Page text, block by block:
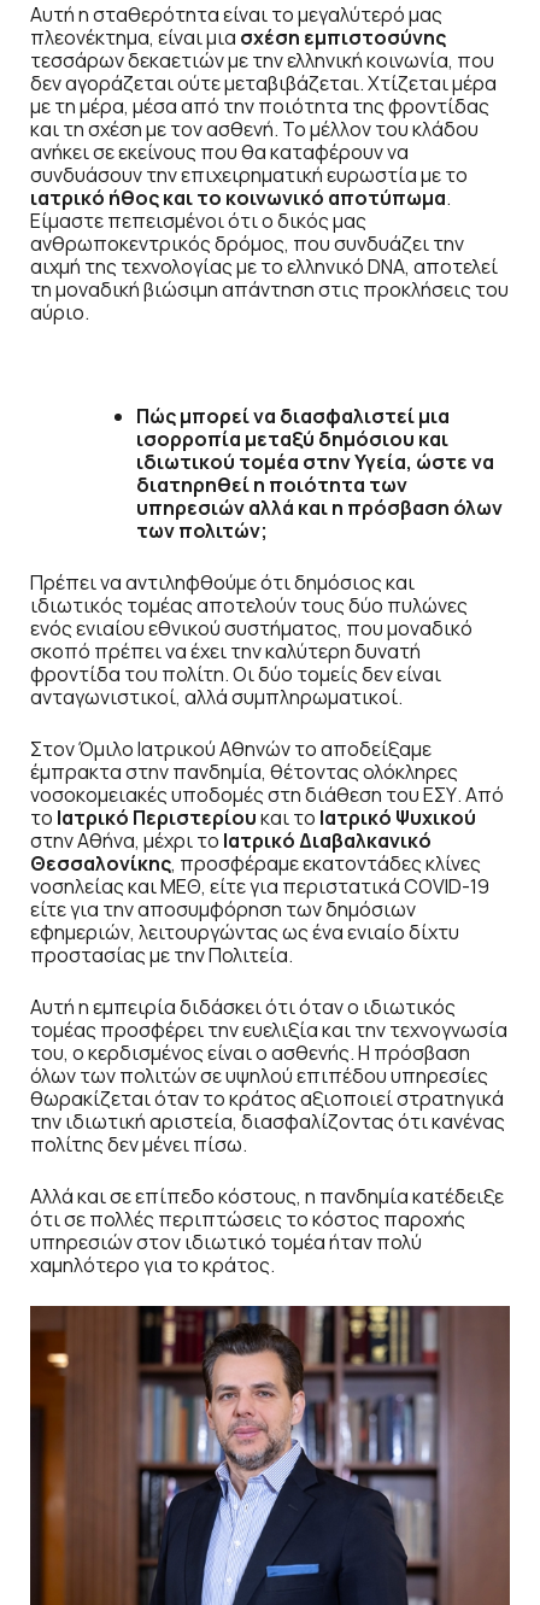
Αυτή η σταθερότητα είναι το μεγαλύτερό μας
πλεονέκτημα, είναι μια σχέση εμπιστοσύνης
τεσσάρων δεκαετιών με την ελληνική κοινωνία, που
δεν αγοράζεται ούτε μεταβιβάζεται. Χτίζεται μέρα
με τη μέρα, μέσα από την ποιότητα της φροντίδας
και τη σχέση με τον ασθενή. Το μέλλον του κλάδου
ανήκει σε εκείνους που θα καταφέρουν να
συνδυάσουν την επιχειρηματική ευρωστία με το
ιατρικό ήθος και το κοινωνικό αποτύπωμα.
Είμαστε πεπεισμένοι ότι ο δικός μας
ανθρωποκεντρικός δρόμος, που συνδυάζει την
αιχμή της τεχνολογίας με το ελληνικό DNA, αποτελεί
τη μοναδική βιώσιμη απάντηση στις προκλήσεις του
αύριο.
Πώς μπορεί να διασφαλιστεί μια
ισορροπία μεταξύ δημόσιου και
ιδιωτικού τομέα στην Υγεία, ώστε να
διατηρηθεί η ποιότητα των
υπηρεσιών αλλά και η πρόσβαση όλων
των πολιτών;
Πρέπει να αντιληφθούμε ότι δημόσιος και
ιδιωτικός τομέας αποτελούν τους δύο πυλώνες
ενός ενιαίου εθνικού συστήματος, που μοναδικό
σκοπό πρέπει να έχει την καλύτερη δυνατή
φροντίδα του πολίτη. Οι δύο τομείς δεν είναι
ανταγωνιστικοί, αλλά συμπληρωματικοί.
Στον Όμιλο Ιατρικού Αθηνών το αποδείξαμε
έμπρακτα στην πανδημία, θέτοντας ολόκληρες
νοσοκομειακές υποδομές στη διάθεση του ΕΣΥ. Από
το Ιατρικό Περιστερίουκαι το Ιατρικό Ψυχικού
στην Αθήνα, μέχρι το ΙατρικόΔιαβαλκανικό
Θεσσαλονίκης, προσφέραμε εκατοντάδες κλίνες
νοσηλείας και ΜΕΘ, είτε για περιστατικά COVID-19
είτε για την αποσυμφόρηση των δημόσιων
εφημεριών, λειτουργώντας ως ένα ενιαίο δίχτυ
προστασίας με την Πολιτεία.
Αυτή η εμπειρία διδάσκει ότι όταν ο ιδιωτικός
τομέας προσφέρει την ευελιξία και την τεχνογνωσία
του, ο κερδισμένος είναι ο ασθενής. Η πρόσβαση
όλων των πολιτών σε υψηλού επιπέδου υπηρεσίες
θωρακίζεται όταν το κράτος αξιοποιεί στρατηγικά
την ιδιωτική αριστεία, διασφαλίζοντας ότι κανένας
πολίτης δεν μένει πίσω.
Αλλά και σε επίπεδο κόστους, η πανδημία κατέδειξε
ότι σε πολλές περιπτώσεις το κόστος παροχής
υπηρεσιών στον ιδιωτικό τομέα ήταν πολύ
χαμηλότερο για το κράτος.